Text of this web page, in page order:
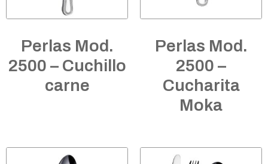
Perlas Mod.
2500 – Cuchillo
carne
Perlas Mod.
2500 –
Cucharita
Moka